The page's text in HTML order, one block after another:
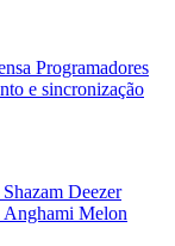
Programadores
e sincronização
Shazam Deezer
Anghami Melon